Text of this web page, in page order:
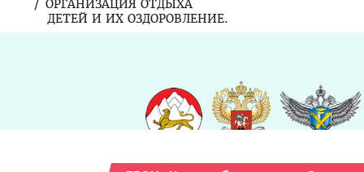
ОРГАНИЗАЦИЯ ОТДЫХА
ДЕТЕЙ И ИХ ОЗДОРОВЛЕНИЕ.